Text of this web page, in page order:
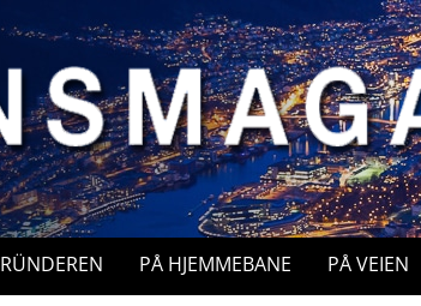
PÅ HJEMMEBANE PÅ VEIEN